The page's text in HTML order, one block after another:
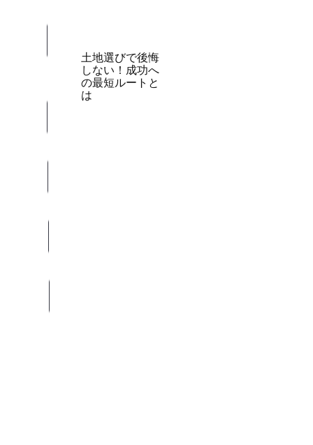
土地選びで後悔
しない！成功へ
の最短ルートと
は